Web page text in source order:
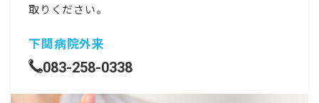
取りください。
下関病院外来
083-258-0338